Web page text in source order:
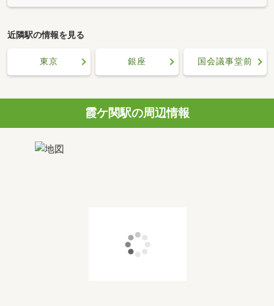
近隣駅の情報を見る
東京 銀座 国会議事堂前
霞ケ関駅の周辺情報